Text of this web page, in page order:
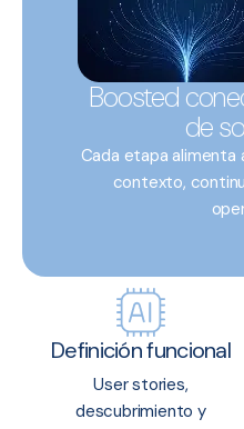
Boosted
de
Cada etapa alimenta
contexto,
Definición funcional
User stories,
descubrimiento y